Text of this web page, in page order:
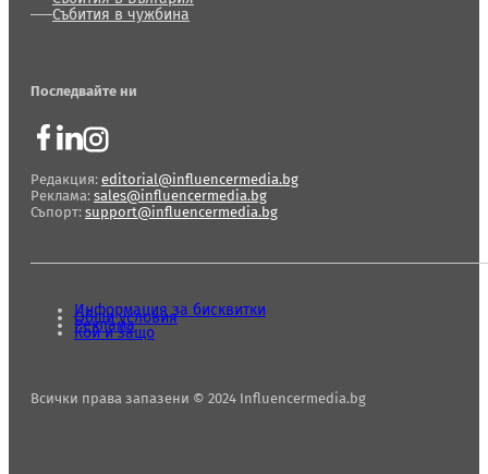
Събития в чужбина
Последвайте ни
Редакция: editorial@influencermedia.bg
Реклама: sales@influencermedia.bg
Съпорт: support@influencermedia.bg
Всички права запазени © 2024 Influencermedia.bg
Информация за бисквитки
Общи условия
Реклама
Кой и защо